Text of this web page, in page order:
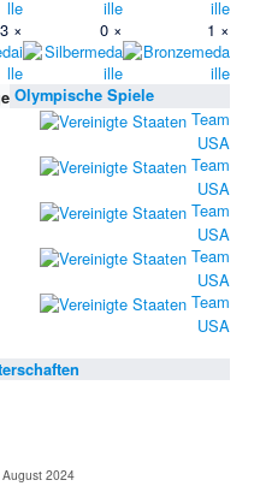
3 × 0 × 1 ×
Olympische Spiele
Team
USA
Team
USA
Team
USA
Team
USA
Team
USA
2024